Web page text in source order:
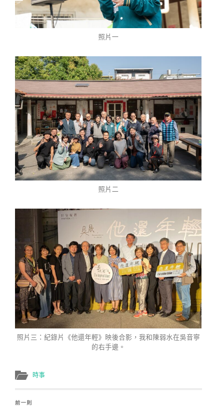
照片一
照片二
照片三：紀錄片《他還年輕》映後合影，我和陳弱水在吳音寧
的右手邊。
時事
前一則